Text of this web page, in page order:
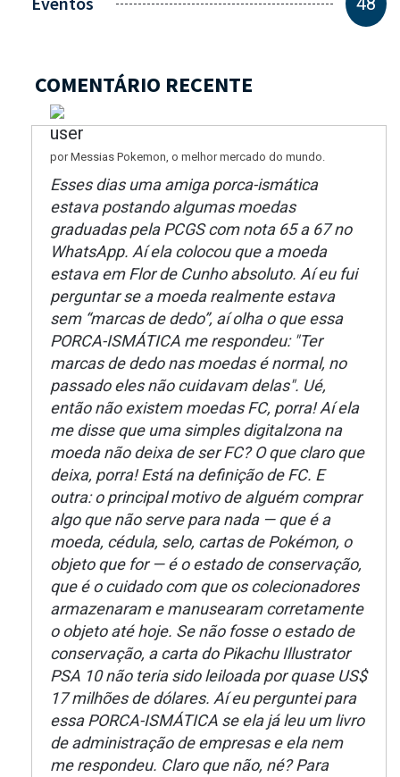
COMENTÁRIO RECENTE
por Messias Pokemon, o melhor mercado do mundo.
Esses dias uma amiga porca-ismática
estava postando algumas moedas
graduadas pela PCGS com nota 65 a 67 no
WhatsApp. Aí ela colocou que a moeda
estava em Flor de Cunho absoluto. Aí eu fui
perguntar se a moeda realmente estava
sem “marcas de dedo”, aí olha o que essa
PORCA-ISMÁTICA me respondeu: "Ter
marcas de dedo nas moedas é normal, no
passado eles não cuidavam delas". Ué,
então não existem moedas FC, porra! Aí ela
me disse que uma simples digitalzona na
moeda não deixa de ser FC? O que claro que
deixa, porra! Está na definição de FC. E
outra: o principal motivo de alguém comprar
algo que não serve para nada — que é a
moeda, cédula, selo, cartas de Pokémon, o
objeto que for — é o estado de conservação,
que é o cuidado com que os colecionadores
armazenaram e manusearam corretamente
o objeto até hoje. Se não fosse o estado de
conservação, a carta do Pikachu Illustrator
PSA 10 não teria sido leiloada por quase US$
17 milhões de dólares. Aí eu perguntei para
essa PORCA-ISMÁTICA se ela já leu um livro
de administração de empresas e ela nem
me respondeu. Claro que não, né? Para